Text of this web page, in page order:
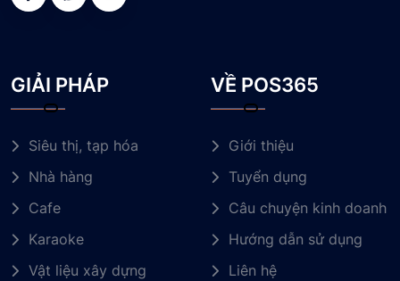
GIẢI PHÁP
Siêu thị, tạp hóa
Nhà hàng
Cafe
Karaoke
Vật liệu xây dựng
VỀ POS365
Giới thiệu
Tuyển dụng
Câu chuyện kinh doanh
Hướng dẫn sử dụng
Liên hệ